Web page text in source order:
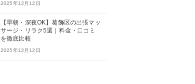
2025年12月12日
【早朝・深夜OK】葛飾区の出張マッ
サージ・リラク5選｜料金・口コミ
を徹底比較
2025年12月12日